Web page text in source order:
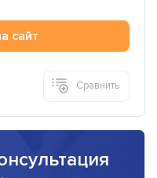
сайт
Сравнить